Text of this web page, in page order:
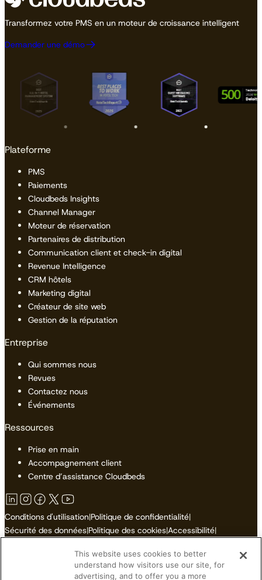
Transformez votre PMS en un moteur de croissance intelligent
Demander une démo
Plateforme
PMS
Paiements
Cloudbeds Insights
Channel Manager
Moteur de réservation
Partenaires de distribution
Communication client et check-in digital
Revenue Intelligence
CRM hôtels
Marketing digital
Créateur de site web
Gestion de la réputation
Entreprise
Qui sommes nous
Revues
Contactez nous
Événements
Ressources
Prise en main
Accompagnement client
Centre d’assistance Cloudbeds
Conditions d'utilisation|Politique de confidentialité|
Sécurité des données|Politique des cookies|Accessibilité|
Ne pas vendre ni partager mes informations personnelles
This website uses cookies to better
understand how visitors use our site, for
advertising, and to offer you a more